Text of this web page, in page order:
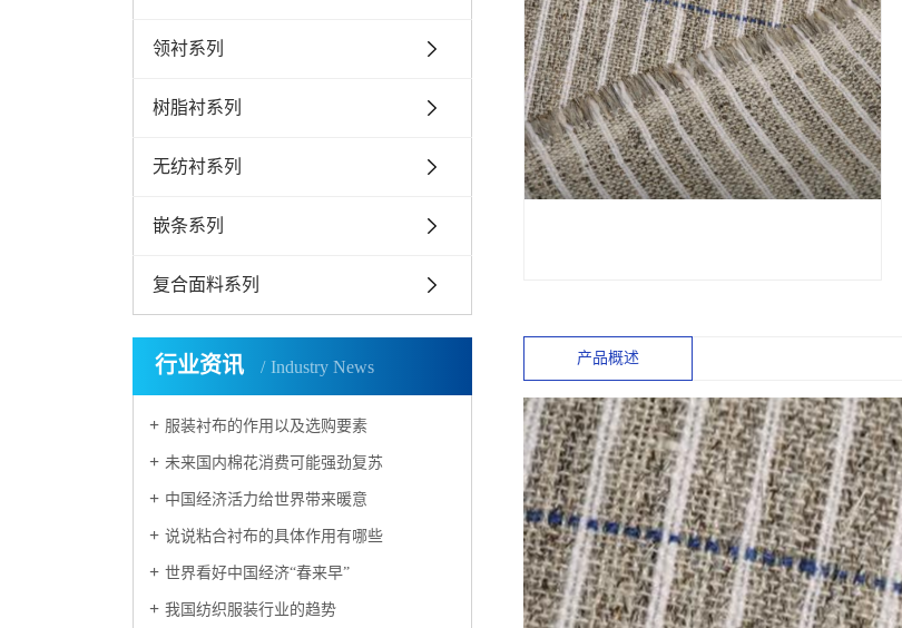
领衬系列
树脂衬系列
无纺衬系列
嵌条系列
复合面料系列
行业资讯 Industry News
服装衬布的作用以及选购要素
未来国内棉花消费可能强劲复苏
中国经济活力给世界带来暖意
说说粘合衬布的具体作用有哪些
世界看好中国经济“春来早”
我国纺织服装行业的趋势
产品概述